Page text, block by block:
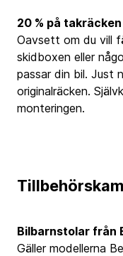
20 % på
Oavsett om du vill
skidboxen eller
passar din bil. Just
originalräcken.
monteringen.
Bilbarnstolar från
Gäller modellerna